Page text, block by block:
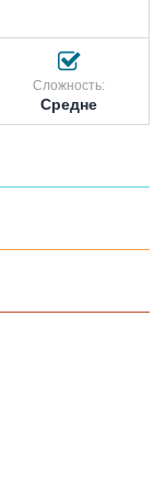
Сложность:
Средне